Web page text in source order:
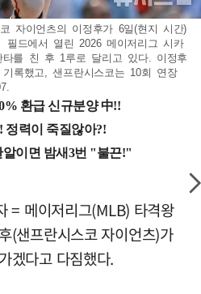
자이언츠의 이정후가 6일(현지 시간)
필드에서 열린 2026 메이저리그 시카
를 친 후 1루로 달리고 있다. 이정후
록했고, 샌프란시스코는 10회 연장
= 메이저리그(MLB) 타격왕
(샌프란시스코 자이언츠)가
겠다고 다짐했다.